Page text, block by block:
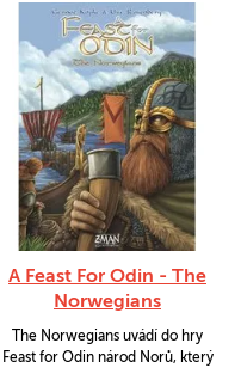
A Feast For Odin - The
Norwegians
The Norwegians uvádí do hry
Feast for Odin národ Norů, který